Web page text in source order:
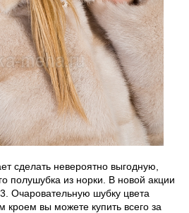
сделать невероятно выгодную,
полушубка из норки. В новой акции
Очаровательную шубку цвета
кроем вы можете купить всего за